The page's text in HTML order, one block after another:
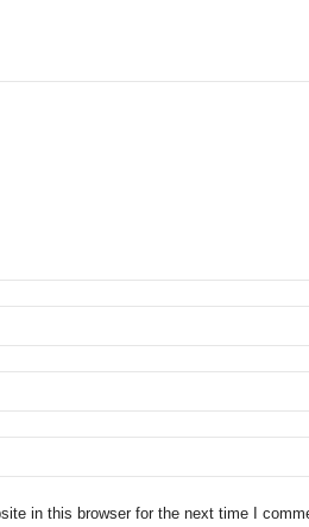
in this browser for the next time I